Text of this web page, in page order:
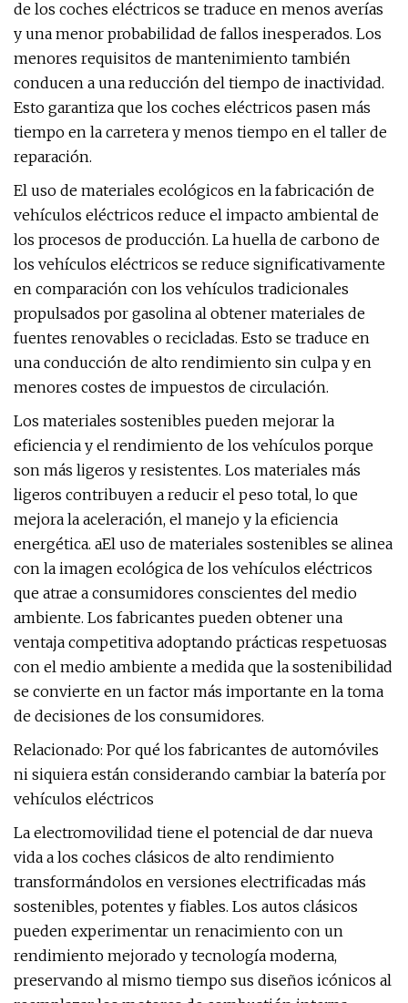
de los coches eléctricos se traduce en menos averías
y una menor probabilidad de fallos inesperados. Los
menores requisitos de mantenimiento también
conducen a una reducción del tiempo de inactividad.
Esto garantiza que los coches eléctricos pasen más
tiempo en la carretera y menos tiempo en el taller de
reparación.
El uso de materiales ecológicos en la fabricación de
vehículos eléctricos reduce el impacto ambiental de
los procesos de producción. La huella de carbono de
los vehículos eléctricos se reduce significativamente
en comparación con los vehículos tradicionales
propulsados ​​por gasolina al obtener materiales de
fuentes renovables o recicladas. Esto se traduce en
una conducción de alto rendimiento sin culpa y en
menores costes de impuestos de circulación.
Los materiales sostenibles pueden mejorar la
eficiencia y el rendimiento de los vehículos porque
son más ligeros y resistentes. Los materiales más
ligeros contribuyen a reducir el peso total, lo que
mejora la aceleración, el manejo y la eficiencia
energética. aEl uso de materiales sostenibles se alinea
con la imagen ecológica de los vehículos eléctricos
que atrae a consumidores conscientes del medio
ambiente. Los fabricantes pueden obtener una
ventaja competitiva adoptando prácticas respetuosas
con el medio ambiente a medida que la sostenibilidad
se convierte en un factor más importante en la toma
de decisiones de los consumidores.
Relacionado: Por qué los fabricantes de automóviles
ni siquiera están considerando cambiar la batería por
vehículos eléctricos
La electromovilidad tiene el potencial de dar nueva
vida a los coches clásicos de alto rendimiento
transformándolos en versiones electrificadas más
sostenibles, potentes y fiables. Los autos clásicos
pueden experimentar un renacimiento con un
rendimiento mejorado y tecnología moderna,
preservando al mismo tiempo sus diseños icónicos al